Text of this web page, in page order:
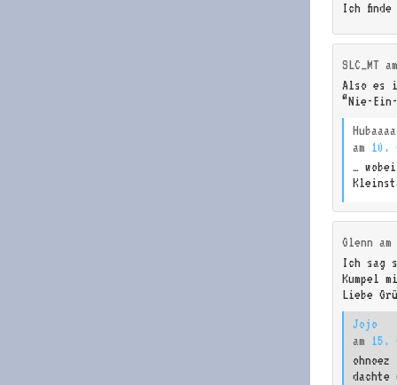
Ich
SLC_MT
Also es
“Nie-
Hubaaaa
am 10.
…
Glenn am
Ich sag
Kumpel
Liebe
Jojo
am 15.
dachte